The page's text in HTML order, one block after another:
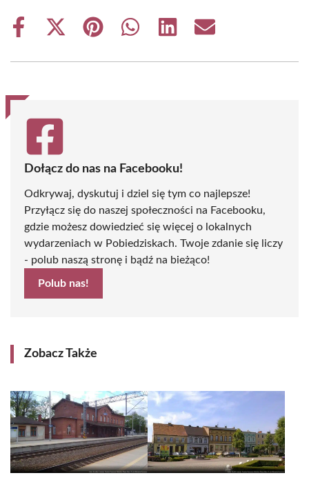
Share
Share
(Twitter)
Share
Share
Share
Share
Dołącz do nas na Facebooku!
Odkrywaj, dyskutuj i dziel się tym co najlepsze!
Przyłącz się do naszej społeczności na Facebooku,
gdzie możesz dowiedzieć się więcej o lokalnych
wydarzeniach w Pobiedziskach. Twoje zdanie się liczy
- polub naszą stronę i bądź na bieżąco!
Polub nas!
Zobacz Także